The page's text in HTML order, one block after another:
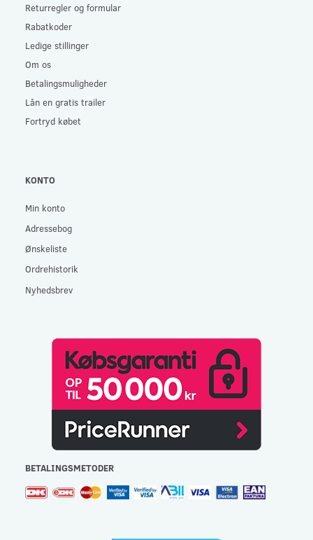
Returregler og formular
Rabatkoder
Ledige stillinger
Om os
Betalingsmuligheder
Lån en gratis trailer
Fortryd købet
KONTO
Min konto
Adressebog
Ønskeliste
Ordrehistorik
Nyhedsbrev
BETALINGSMETODER